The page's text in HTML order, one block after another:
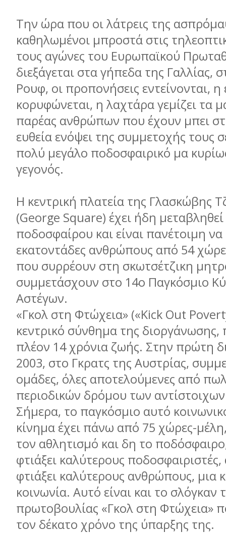
Την ώρα που οι λάτρεις της
καθηλωμένοι μπροστά στις
τους αγώνες του Ευρωπαϊκού
διεξάγεται στα γήπεδα της Γαλλίας,
Ρουφ, οι προπονήσεις εντείνονται, η
κορυφώνεται, η λαχτάρα γεμίζει τα
παρέας ανθρώπων που έχουν μπει
ευθεία ενόψει της συμμετοχής τους
πολύ μεγάλο ποδοσφαιρικό μα
γεγονός.
Η κεντρική πλατεία της Γλασκώβης
(George Square) έχει ήδη
ποδοσφαίρου και είναι πανέτοιμη
εκατοντάδες ανθρώπους από 54
που συρρέουν στη σκωτσέτζικη
συμμετάσχουν στο 14ο Παγκόσμιο
Αστέγων.
«Γκολ στη Φτώχεια» («Kick Out
κεντρικό σύνθημα της διοργάνωσης,
πλέον 14 χρόνια ζωής. Στην πρώτη
2003, στο Γκρατς της Αυστρίας,
ομάδες, όλες αποτελούμενες από
περιοδικών δρόμου των
Σήμερα, το παγκόσμιο αυτό
κίνημα έχει πάνω από 75 χώρες-
τον αθλητισμό και δη το
φτιάξει καλύτερους
φτιάξει καλύτερους ανθρώπους, μια
κοινωνία. Αυτό είναι και το σλόγκαν
πρωτοβουλίας «Γκολ στη Φτώχεια»
τον δέκατο χρόνο της ύπαρξης της.